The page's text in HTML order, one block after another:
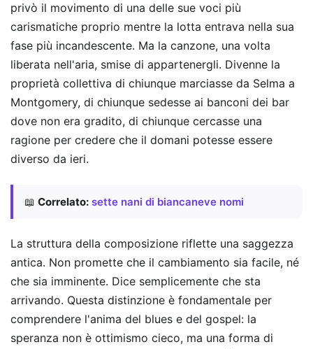
privò il movimento di una delle sue voci più
carismatiche proprio mentre la lotta entrava nella sua
fase più incandescente. Ma la canzone, una volta
liberata nell'aria, smise di appartenergli. Divenne la
proprietà collettiva di chiunque marciasse da Selma a
Montgomery, di chiunque sedesse ai banconi dei bar
dove non era gradito, di chiunque cercasse una
ragione per credere che il domani potesse essere
diverso da ieri.
📖 Correlato: sette nani di biancaneve nomi
La struttura della composizione riflette una saggezza
antica. Non promette che il cambiamento sia facile, né
che sia imminente. Dice semplicemente che sta
arrivando. Questa distinzione è fondamentale per
comprendere l'anima del blues e del gospel: la
speranza non è ottimismo cieco, ma una forma di